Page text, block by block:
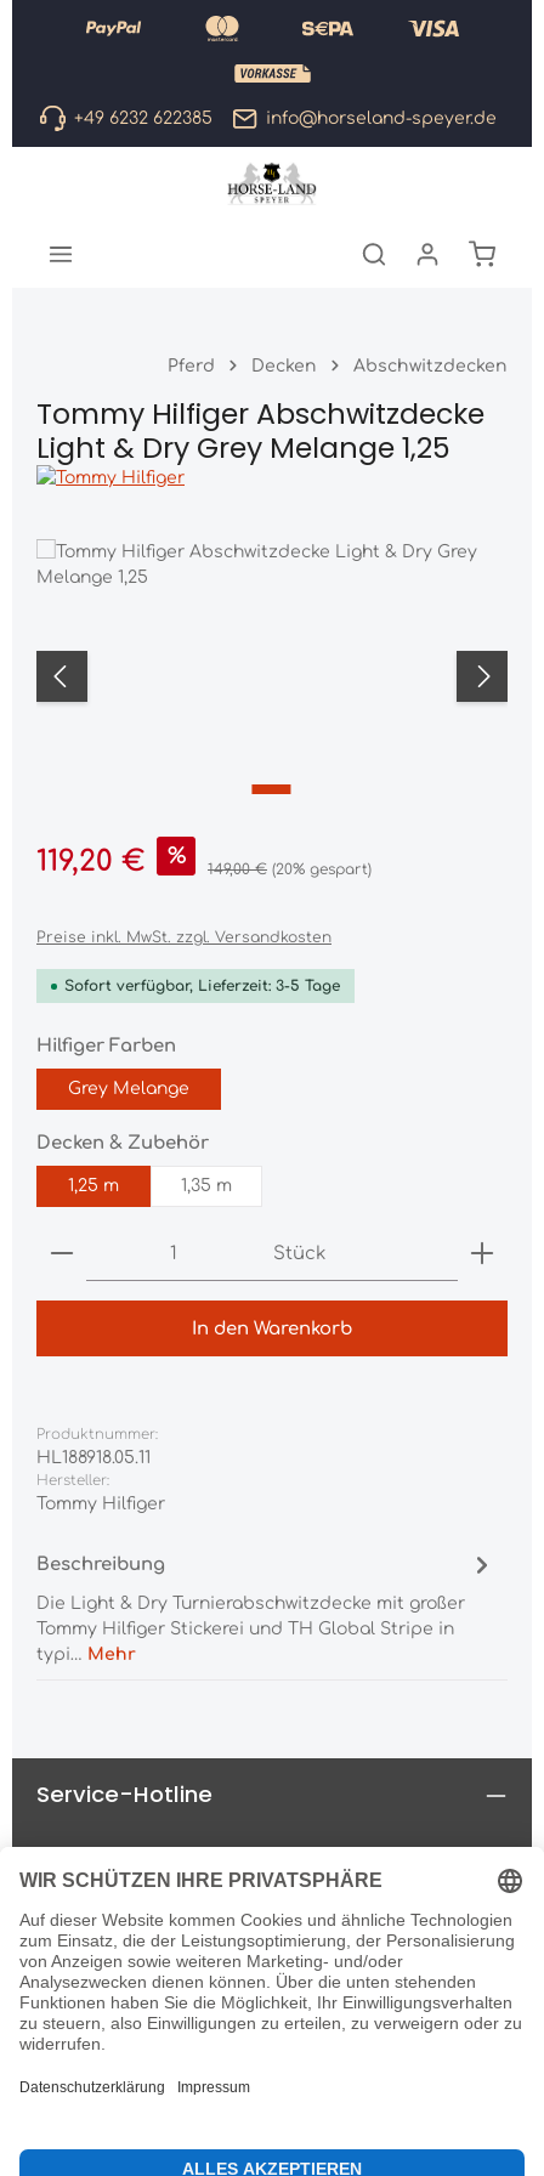
Zum Hauptinhalt springen
+49 6232 622385 info@horseland-speyer.de
Pferd Decken Abschwitzdecken
Tommy Hilfiger Abschwitzdecke
Light & Dry Grey Melange 1,25
Bildergalerie überspringen
Verkaufspreis:
119,20 € % Regulärer Preis:
149,00 € (20% gespart)
Preise inkl. MwSt. zzgl. Versandkosten
Sofort verfügbar, Lieferzeit: 3-5 Tage
Hilfiger Farben
Grey Melange
Decken & Zubehörauswählen
1,25 m 1,35 m
Produkt Anzahl: Gib den gewünschten
Stück
In den Warenkorb
Produktnummer:
HL188918.05.11
Hersteller:
Tommy Hilfiger
Beschreibung
Die Light & Dry Turnierabschwitzdecke mit großer
Tommy Hilfiger Stickerei und TH Global Stripe in
typi… Mehr
Service-Hotline
Rechtliches
Informationen
Newsletter
Alle Preise inkl. gesetzl. Mehrwertsteuer zzgl.